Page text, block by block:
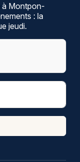
à Montpon-
: la
jeudi.